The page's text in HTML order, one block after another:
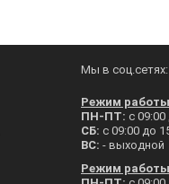
Мы в соц.сетях:
Режим работы
ПН-ПТ: с 09:00
СБ: с 09:00 до
ВС: - выходной
Режим